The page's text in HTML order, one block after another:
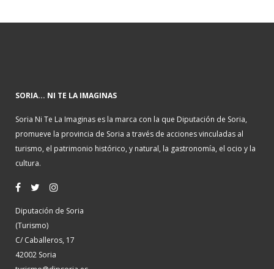
SORIA... NI TE LA IMAGINAS
Soria Ni Te La Imaginas es la marca con la que Diputación de Soria,
promueve la provincia de Soria a través de acciones vinculadas al
turismo, el patrimonio histórico, y natural, la gastronomía, el ocio y la
cultura.
Diputación de Soria
(Turismo)
C/ Caballeros, 17
42002 Soria